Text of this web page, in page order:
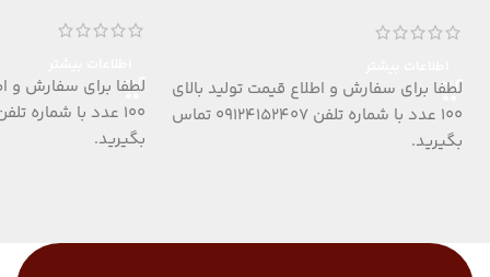
لطفا برای سفارش و اطلاع قیمت تولید بالای
100 عدد با شماره تلفن 09124152407 تماس
بگیرید.
لطفا برای سفارش و
بگیرید.